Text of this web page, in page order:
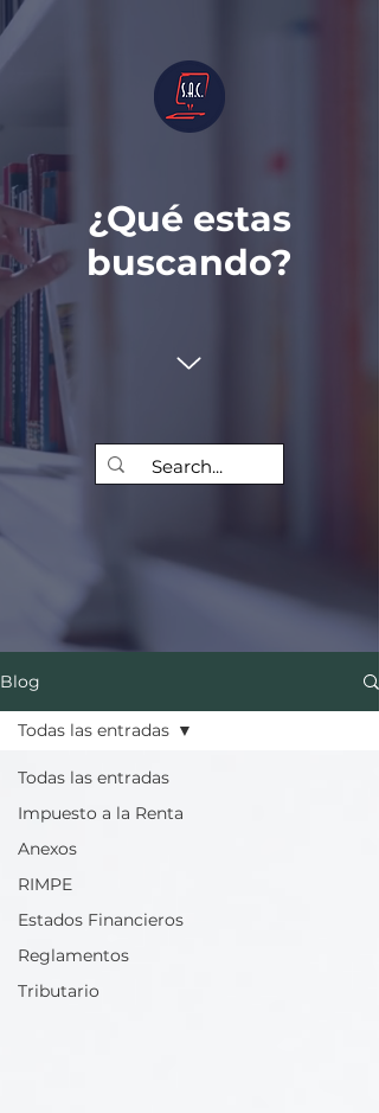
¿Qué estas
buscando?
Blog
Todas las entradas
Impuesto a la Renta
Anexos
RIMPE
Estados Financieros
Reglamentos
Tributario
Todas las entradas